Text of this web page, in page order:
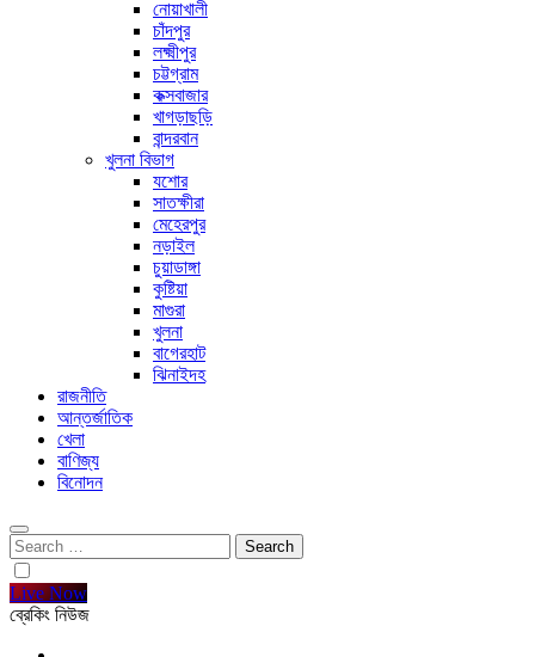
নোয়াখালী
চাঁদপুর
লক্ষ্মীপুর
চট্টগ্রাম
কক্সবাজার
খাগড়াছড়ি
বান্দরবান
খুলনা বিভাগ
যশোর
সাতক্ষীরা
মেহেরপুর
নড়াইল
চুয়াডাঙ্গা
কুষ্টিয়া
মাগুরা
খুলনা
বাগেরহাট
ঝিনাইদহ
রাজনীতি
আন্তর্জাতিক
খেলা
বাণিজ্য
বিনোদন
Search
for:
Live Now
ব্রেকিং নিউজ